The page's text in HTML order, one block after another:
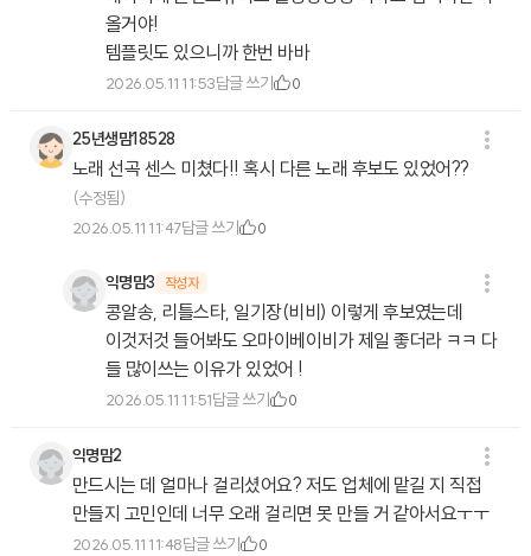
올거야!
템플릿도 있으니까 한번 바바
2026.05.11 11:53답글 쓰기 0
25년생맘18528
노래 선곡 센스 미쳤다!! 혹시 다른 노래 후보도 있었어??
(수정됨)
2026.05.11 11:47답글 쓰기 0
익명맘3 작성자
콩알송, 리틀스타, 일기장(비비) 이렇게 후보였는데
이것저것 들어봐도 오마이베이비가 제일 좋더라 ㅋㅋ 다
들 많이쓰는 이유가 있었어 !
2026.05.11 11:51답글 쓰기 0
익명맘2
만드시는 데 얼마나 걸리셨어요? 저도 업체에 맡길 지 직접
만들지 고민인데 너무 오래 걸리면 못 만들 거 같아서요ㅜㅜ
2026.05.11 11:48답글 쓰기 0